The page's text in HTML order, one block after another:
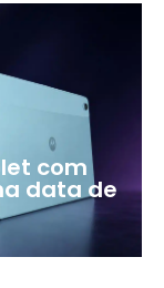
com
data de